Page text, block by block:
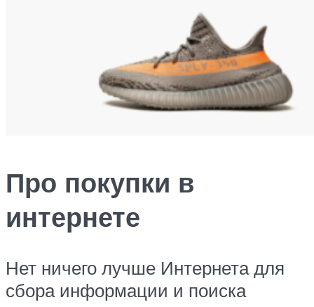
Про покупки в
интернете
Нет ничего лучше Интернета для
сбора информации и поиска